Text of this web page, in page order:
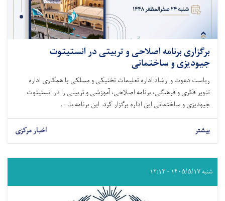
برگزاری برنامه اصلاحی و تربیتی در انستیتوت
جیودیزی و ساختمانی
ریاست دعوت و ارشاد اداره تعلیمات تخنیکی و مسلکی با همکاری اداره
تنویر فکری و فرهنگی، برنامه اصلاحی، آموزشی و تربیتی را در انستیتوت
جیودیزی و ساختمانی این اداره برگزار کرد. این برنامه با. . .
بیشتر اخبار مرکزی
شنبه ۱۴۰۵/۵/۱۷ - ۱۲:۱۳